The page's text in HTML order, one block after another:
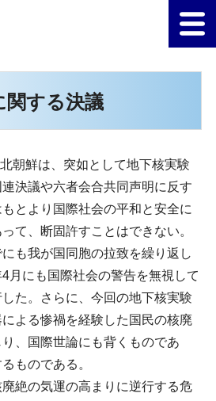
関する決議
朝鮮は、突如として地下核実験
決議や六者会合共同声明に反す
とより国際社会の平和と安全に
て、断固許すことはできない。
も我が国同胞の拉致を繰り返し
月にも国際社会の警告を無視して
た。さらに、今回の地下核実験
よる惨禍を経験した国民の核廃
、国際世論にも背くものであ
ものである。
絶の気運の高まりに逆行する危